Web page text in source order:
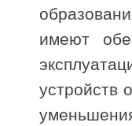
имеют
устройств